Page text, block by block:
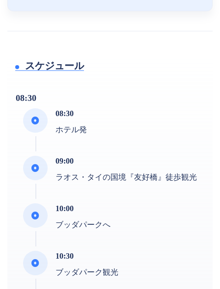
スケジュール
08:30
08:30
ホテル発
09:00
ラオス・タイの国境『友好橋』徒歩観光
10:00
ブッダパークへ
10:30
ブッダパーク観光